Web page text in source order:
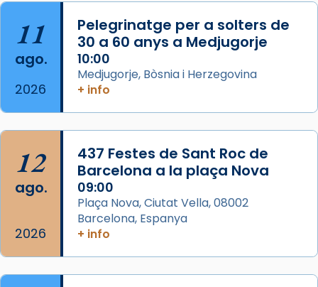
partir de l’Edat Mitjana sorgeix la tradició
que les santes Juliana (“relatiu a Júlia”) i
Semproniana (“relatiu a Semprònia =
eterna”) són deixebles seves. I l’any 1667, el
frare Joan Gaspar Roig, afirma en una obra
que les santes són filles de l’antiga Iluro.
Mataró en reivindicarà les relíq
Foto
View on Facebook · Share
11
ago.
2026
Pelegrinatge per a solters de
30 a 60 anys a Medjugorje
10:00
Medjugorje, Bòsnia i Herzegovina
+ info
12
ago.
2026
437 Festes de Sant Roc de
Barcelona a la plaça Nova
09:00
Plaça Nova, Ciutat Vella, 08002
Barcelona, Espanya
+ info